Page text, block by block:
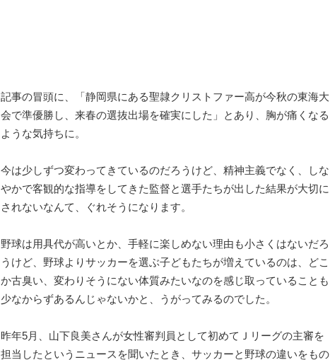
記事の冒頭に、「静岡県にある聖隷クリストファー高が今秋の東海大
会で準優勝し、来春の選抜出場を確実にした」とあり、胸が痛くなる
ような気持ちに。
今は少しずつ変わってきているのだろうけど、精神主義でなく、しな
やかで客観的な指導をしてきた監督と選手たちが出した結果が大切に
されないなんて、ぐれそうになります。
野球は用具代が高いとか、手軽に楽しめない理由も小さくはないだろ
うけど、野球よりサッカーを選ぶ子どもたちが増えているのは、どこ
か古臭い、変わりそうにない体質みたいなのを感じ取っていることも
少なからずあるんじゃないかと、うがってみるのでした。
昨年5月、山下良美さんが女性審判員として初めてＪリーグの主審を
担当したというニュースを聞いたとき、サッカーと野球の違いをもの